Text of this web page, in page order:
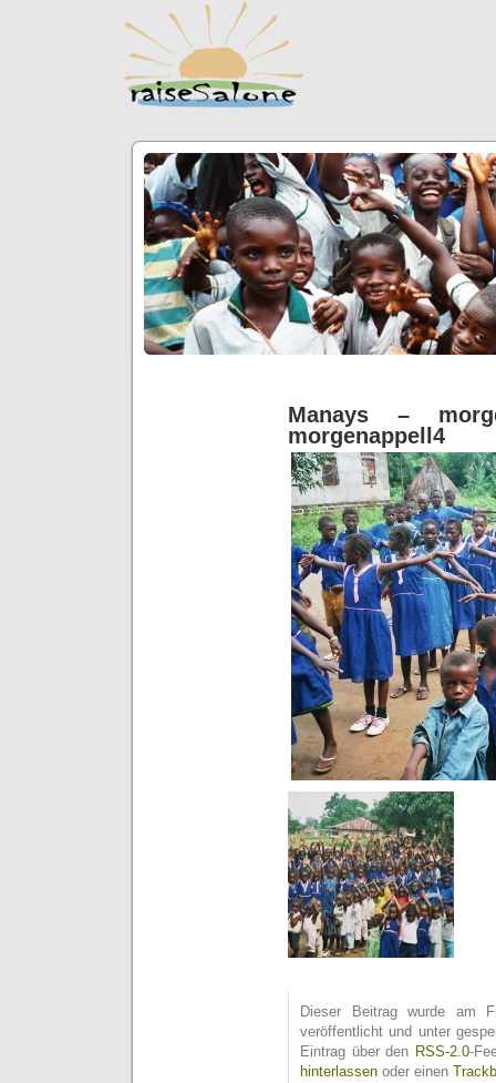
Manays –
morgenappell4
Dieser Beitrag wurde am
veröffentlicht und unter
Eintrag über den RSS-2.0-
hinterlassen oder einen